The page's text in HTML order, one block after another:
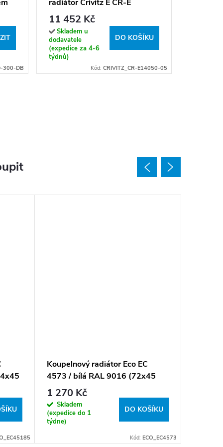
300-DB
radiátor Crivitz E CR-E
14050-05, připojení typ 05,
50x145 cm, bílá RAL 9016
11 452 Kč
Skladem u
dodavatele
(expedice za 4-6
týdnů)
DO KOŠÍKU
Kód: CRIVITZ_CR-E14050-05
Koupelnový radiátor Eco EC
4573 / bílá RAL 9016 (72x45
cm)
1 270 Kč
Skladem
(expedice do 1
týdne)
DO KOŠÍKU
Kód: ECO_EC4573